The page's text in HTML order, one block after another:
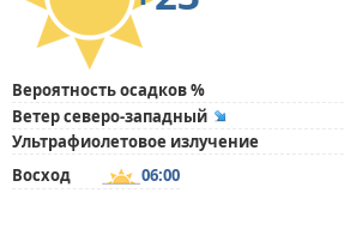
Вероятность осадков %
Ветер северо-западный
Ультрафиолетовое излучение
Восход
06:00